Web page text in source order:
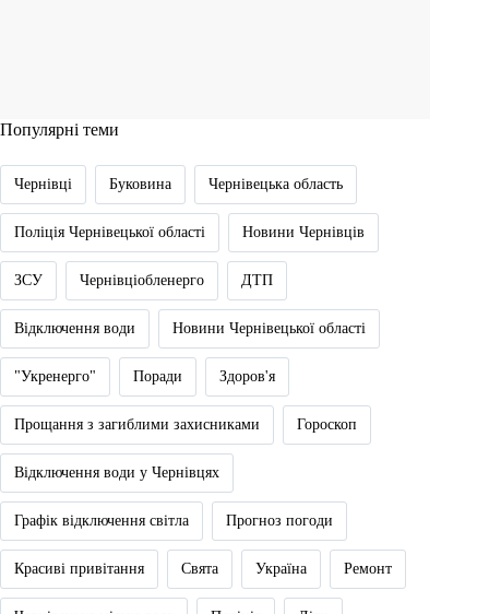
Популярні теми
Чернівці Буковина Чернівецька область
Поліція Чернівецької області Новини Чернівців
ЗСУ Чернівціобленерго ДТП
Відключення води Новини Чернівецької області
"Укренерго" Поради Здоров'я
Прощання з загиблими захисниками Гороскоп
Відключення води у Чернівцях
Графік відключення світла Прогноз погоди
Красиві привітання Свята Україна Ремонт